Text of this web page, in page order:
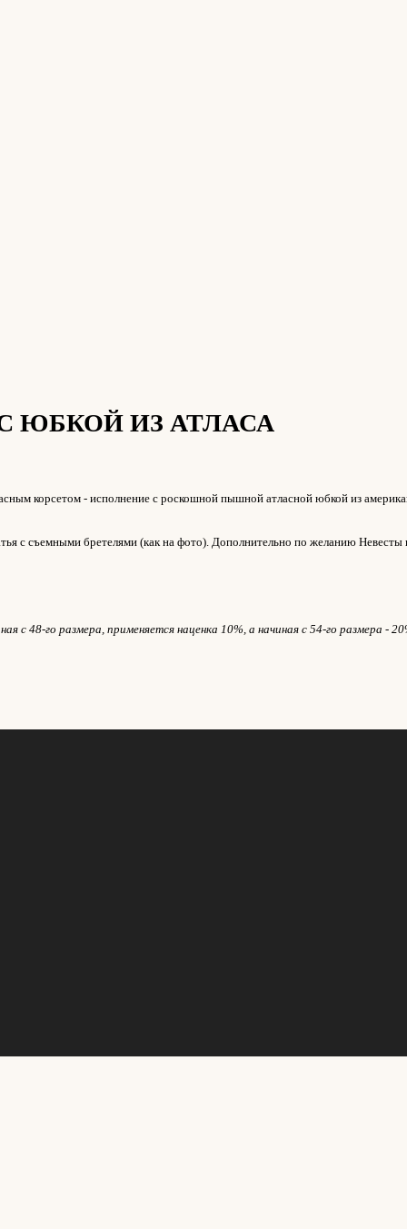
ЮБКОЙ ИЗ АТЛАСА
корсетом - исполнение с роскошной пышной атласной юбкой из
с съемными бретелями (как на фото). Дополнительно по желанию
с 48-го размера, применяется наценка 10%, а начиная с 54-го размера -